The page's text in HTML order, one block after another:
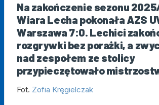
Na zakończenie sezonu
Wiara Lecha pokonała AZS
Warszawa 7:0. Lechici
rozgrywki bez porażki, a
nad zespołem ze stolicy
przypieczętowało
Fot. Zofia Kręgielczak